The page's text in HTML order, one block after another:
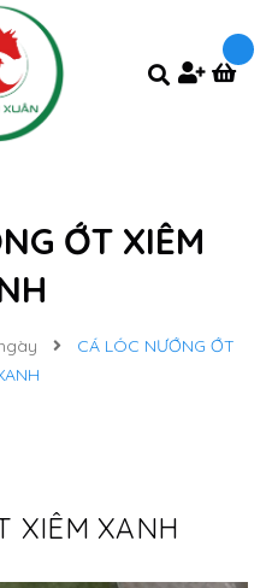
ỚT XIÊM
CÁ LÓC NƯỚNG ỚT
XIÊM XANH